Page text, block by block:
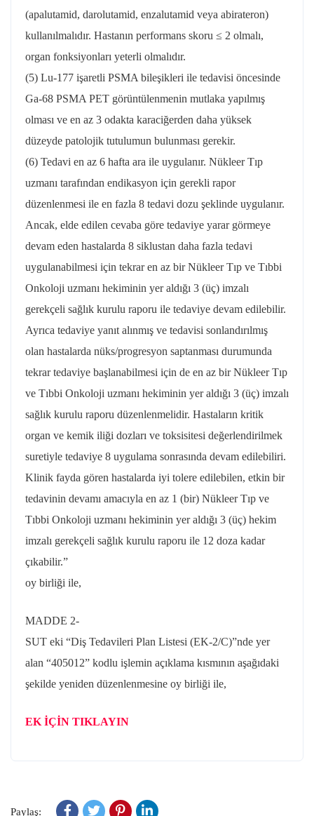
(apalutamid, darolutamid, enzalutamid veya abirateron)
kullanılmalıdır. Hastanın performans skoru ≤ 2 olmalı,
organ fonksiyonları yeterli olmalıdır.
(5) Lu-177 işaretli PSMA bileşikleri ile tedavisi öncesinde
Ga-68 PSMA PET görüntülenmenin mutlaka yapılmış
olması ve en az 3 odakta karaciğerden daha yüksek
düzeyde patolojik tutulumun bulunması gerekir.
(6) Tedavi en az 6 hafta ara ile uygulanır. Nükleer Tıp
uzmanı tarafından endikasyon için gerekli rapor
düzenlenmesi ile en fazla 8 tedavi dozu şeklinde uygulanır.
Ancak, elde edilen cevaba göre tedaviye yarar görmeye
devam eden hastalarda 8 siklustan daha fazla tedavi
uygulanabilmesi için tekrar en az bir Nükleer Tıp ve Tıbbi
Onkoloji uzmanı hekiminin yer aldığı 3 (üç) imzalı
gerekçeli sağlık kurulu raporu ile tedaviye devam edilebilir.
Ayrıca tedaviye yanıt alınmış ve tedavisi sonlandırılmış
olan hastalarda nüks/progresyon saptanması durumunda
tekrar tedaviye başlanabilmesi için de en az bir Nükleer Tıp
ve Tıbbi Onkoloji uzmanı hekiminin yer aldığı 3 (üç) imzalı
sağlık kurulu raporu düzenlenmelidir. Hastaların kritik
organ ve kemik iliği dozları ve toksisitesi değerlendirilmek
suretiyle tedaviye 8 uygulama sonrasında devam edilebiliri.
Klinik fayda gören hastalarda iyi tolere edilebilen, etkin bir
tedavinin devamı amacıyla en az 1 (bir) Nükleer Tıp ve
Tıbbi Onkoloji uzmanı hekiminin yer aldığı 3 (üç) hekim
imzalı gerekçeli sağlık kurulu raporu ile 12 doza kadar
çıkabilir.”
oy birliği ile,
MADDE 2-
SUT eki “Diş Tedavileri Plan Listesi (EK-2/C)”nde yer
alan “405012” kodlu işlemin açıklama kısmının aşağıdaki
şekilde yeniden düzenlenmesine oy birliği ile,
EK İÇİN TIKLAYIN
Paylaş: